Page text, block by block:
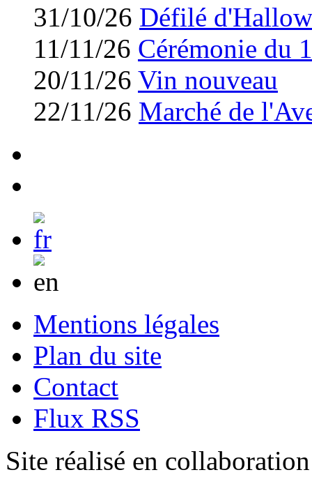
31/10/26 Défilé
11/11/26 Cérémonie du
20/11/26 Vin nouveau
22/11/26 Marché de
Mentions légales
Plan du site
Contact
Flux RSS
Site réalisé en